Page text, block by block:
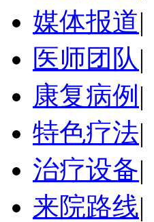
媒体报道|
医师团队|
康复病例 |
特色疗法|
治疗设备|
来院路线|